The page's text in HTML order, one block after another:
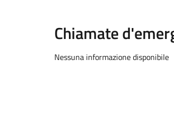
Chiamate
Nessuna informazione disponibile